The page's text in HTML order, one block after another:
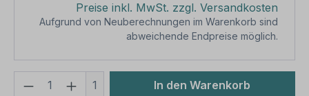
Preise inkl. MwSt. zzgl. Versandkosten
Aufgrund von Neuberechnungen im Warenkorb sind
abweichende Endpreise möglich.
Produkt Anzahl: Gib den
1 In den Warenkorb